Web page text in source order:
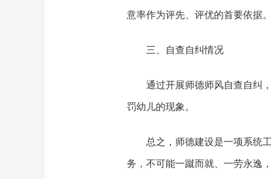
意率作为评先、评优的首要依据。
三、自查自纠情况
通过开展师德师风自查自纠
罚幼儿的现象。
总之，师德建设是一项系统
务，不可能一蹴而就、一劳永逸